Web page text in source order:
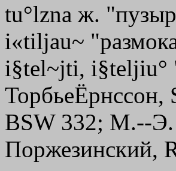
tu°lznа ж.
i«tilјau~
i§tel~јti,
ТорбьеЁрнссон,
ВSW 332; М.--Э.
Поржезинский,